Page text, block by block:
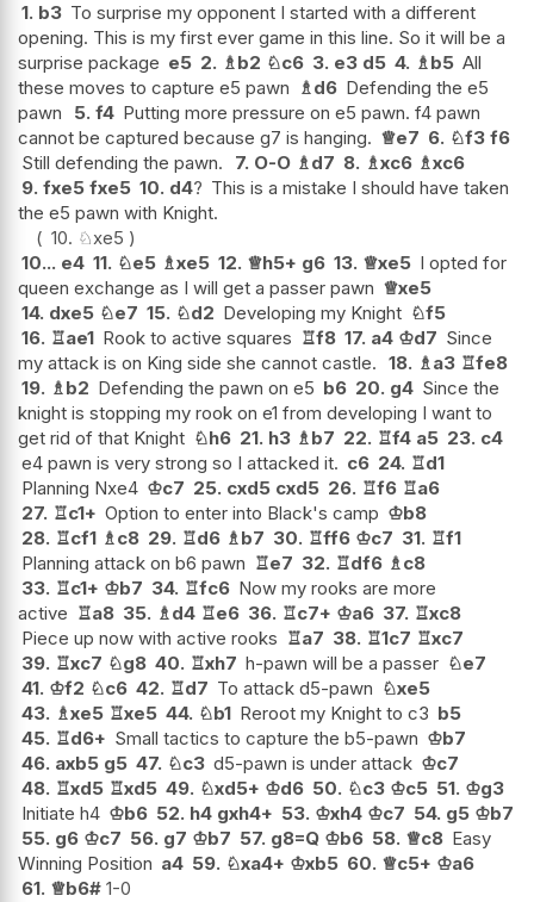
1. b3 To surprise my opponent I started with a different
opening. This is my first ever game in this line. So it will be a
surprise package e5 2. ♗b2 ♘c6 3. e3 d5 4. ♗b5 All
these moves to capture e5 pawn ♗d6 Defending the e5
pawn
5. f4 Putting more pressure on e5 pawn. f4 pawn
cannot be captured because g7 is hanging. ♕e7 6. ♘f3 f6
Still defending the pawn.
7. O-O ♗d7 8. ♗xc6 ♗xc6
9. fxe5 fxe5 10. d4? This is a mistake I should have taken
the e5 pawn with Knight.
10. ♘xe5
10... e4 11. ♘e5 ♗xe5 12. ♕h5+ g6 13. ♕xe5 I opted for
queen exchange as I will get a passer pawn ♕xe5
14. dxe5 ♘e7 15. ♘d2 Developing my Knight ♘f5
16. ♖ae1 Rook to active squares ♖f8 17. a4 ♔d7 Since
my attack is on King side she cannot castle. 18. ♗a3 ♖fe8
19. ♗b2 Defending the pawn on e5 b6 20. g4 Since the
knight is stopping my rook on e1 from developing I want to
get rid of that Knight ♘h6 21. h3 ♗b7 22. ♖f4 a5 23. c4
e4 pawn is very strong so I attacked it. c6 24. ♖d1
Planning Nxe4 ♔c7 25. cxd5 cxd5 26. ♖f6 ♖a6
27. ♖c1+ Option to enter into Black's camp ♔b8
28. ♖cf1 ♗c8 29. ♖d6 ♗b7 30. ♖ff6 ♔c7 31. ♖f1
Planning attack on b6 pawn ♖e7 32. ♖df6 ♗c8
33. ♖c1+ ♔b7 34. ♖fc6 Now my rooks are more
active ♖a8 35. ♗d4 ♖e6 36. ♖c7+ ♔a6 37. ♖xc8
Piece up now with active rooks ♖a7 38. ♖1c7 ♖xc7
39. ♖xc7 ♘g8 40. ♖xh7 h-pawn will be a passer ♘e7
41. ♔f2 ♘c6 42. ♖d7 To attack d5-pawn ♘xe5
43. ♗xe5 ♖xe5 44. ♘b1 Reroot my Knight to c3 b5
45. ♖d6+ Small tactics to capture the b5-pawn ♔b7
46. axb5 g5 47. ♘c3 d5-pawn is under attack ♔c7
48. ♖xd5 ♖xd5 49. ♘xd5+ ♔d6 50. ♘c3 ♔c5 51. ♔g3
Initiate h4 ♔b6 52. h4 gxh4+ 53. ♔xh4 ♔c7 54. g5 ♔b7
55. g6 ♔c7 56. g7 ♔b7 57. g8=Q ♔b6 58. ♕c8 Easy
Winning Position a4 59. ♘xa4+ ♔xb5 60. ♕c5+ ♔a6
61. ♕b6# 1-0